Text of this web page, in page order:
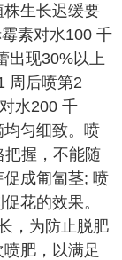
生长迟缓要
素对水100 千
出现30%以上
周后喷第2
水200 千
匀细致。喷
握，不能随
成匍匐茎; 喷
花的效果。
，为防止脱肥
肥，以满足